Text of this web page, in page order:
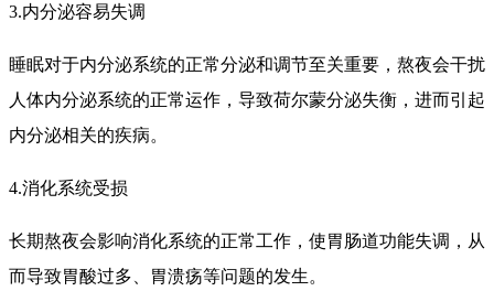
3.内分泌容易失调
睡眠对于内分泌系统的正常分泌和调节至关重要，熬夜会干扰
人体内分泌系统的正常运作，导致荷尔蒙分泌失衡，进而引起
内分泌相关的疾病。
4.消化系统受损
长期熬夜会影响消化系统的正常工作，使胃肠道功能失调，从
而导致胃酸过多、胃溃疡等问题的发生。